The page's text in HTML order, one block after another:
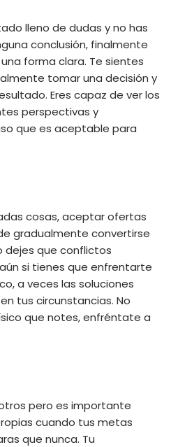
lleno de dudas y no has
conclusión, finalmente
forma clara. Te sientes
tomar una decisión y
Eres capaz de ver los
perspectivas y
que es aceptable para
cosas, aceptar ofertas
gradualmente convertirse
dejes que conflictos
si tienes que enfrentarte
a veces las soluciones
tus circunstancias. No
que notes, enfréntate a
pero es importante
cuando tus metas
que nunca. Tu